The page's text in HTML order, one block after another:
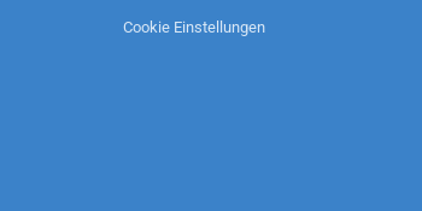
Cookie Einstellungen